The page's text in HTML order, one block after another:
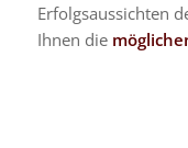
Erfolgsaussichten
Ihnen die